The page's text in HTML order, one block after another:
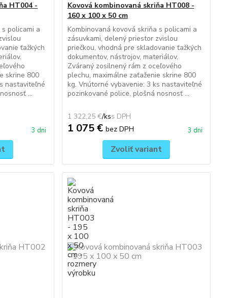
HT004 -
policami a
ťažkých
skrine 800
nastaviteľné
...
3 dni
Kovová kombinovaná skriňa HT008 -
160 x 100 x 50 cm
Kombinovaná kovová skriňa s policami a
zásuvkami, delený priestor zvislou
priečkou, vhodná pre skladovanie ťažkých
dokumentov, nástrojov, materiálov.
Zváraný zosilnený rám z oceľového
plechu, maximálne zaťaženie skrine 800
kg. Vnútorné vybavenie: 3 ks nastaviteľné
pozinkované police, plošná nosnosť ...
1 322,25 €/ks
1 075 € bez DPH 3 dni
Zvoliť variant